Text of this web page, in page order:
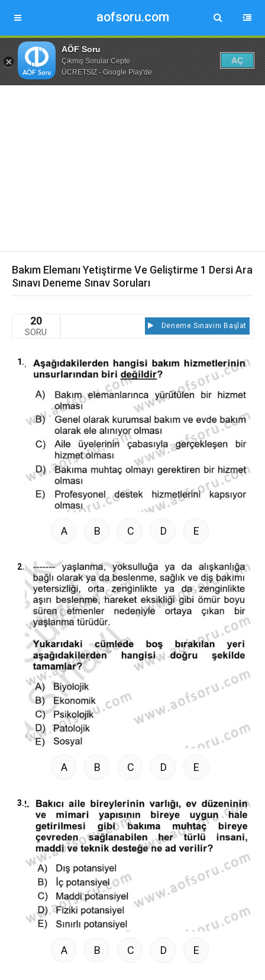
aofsoru.com
AÖF Soru
Çıkmış Sorular Cepte
ÜCRETSİZ - Google Play'de
AÇ
Bakım Elemanı Yetiştirme Ve Geliştirme 1 Dersi Ara
Sınavı Deneme Sınav Soruları
20
SORU
Deneme Sınavını Başlat
1.
A B C D E
2.
A B C D E
3.
A B C D E